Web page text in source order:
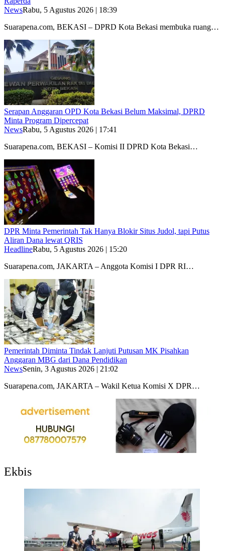
NewsRabu, 5 Agustus 2026 | 18:39
Suarapena.com, BEKASI – DPRD Kota Bekasi membuka ruang…
Serapan Anggaran OPD Kota Bekasi Belum Maksimal, DPRD
Minta Program Dipercepat
NewsRabu, 5 Agustus 2026 | 17:41
Suarapena.com, BEKASI – Komisi II DPRD Kota Bekasi…
DPR Minta Pemerintah Tak Hanya Blokir Situs Judol, tapi Putus
Aliran Dana lewat QRIS
HeadlineRabu, 5 Agustus 2026 | 15:20
Suarapena.com, JAKARTA – Anggota Komisi I DPR RI…
Pemerintah Diminta Tindak Lanjuti Putusan MK Pisahkan
Anggaran MBG dari Dana Pendidikan
NewsSenin, 3 Agustus 2026 | 21:02
Suarapena.com, JAKARTA – Wakil Ketua Komisi X DPR…
Ekbis